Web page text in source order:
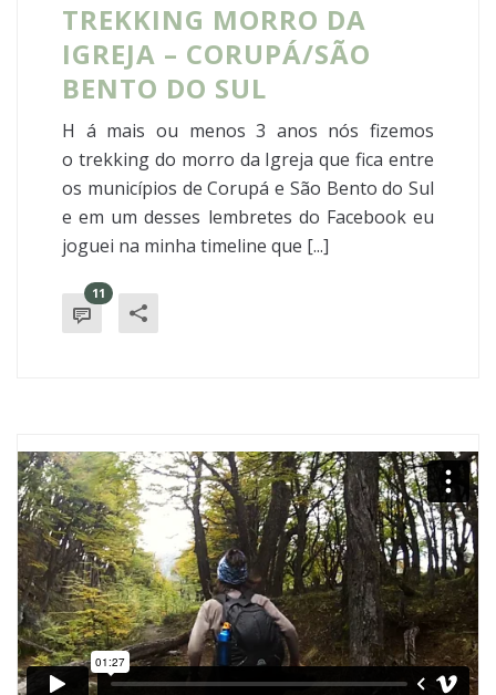
TREKKING MORRO DA
IGREJA – CORUPÁ/SÃO
BENTO DO SUL
H á mais ou menos 3 anos nós fizemos
o trekking do morro da Igreja que fica entre
os municípios de Corupá e São Bento do Sul
e em um desses lembretes do Facebook eu
joguei na minha timeline que [...]
11